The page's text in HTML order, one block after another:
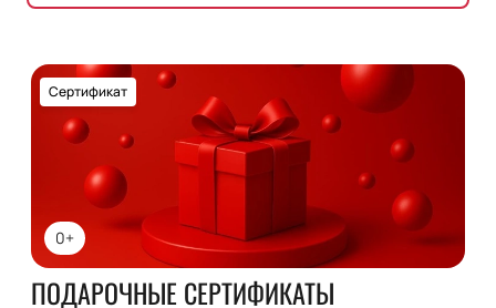
0+
Сертификат
ПОДАРОЧНЫЕ СЕРТИФИКАТЫ